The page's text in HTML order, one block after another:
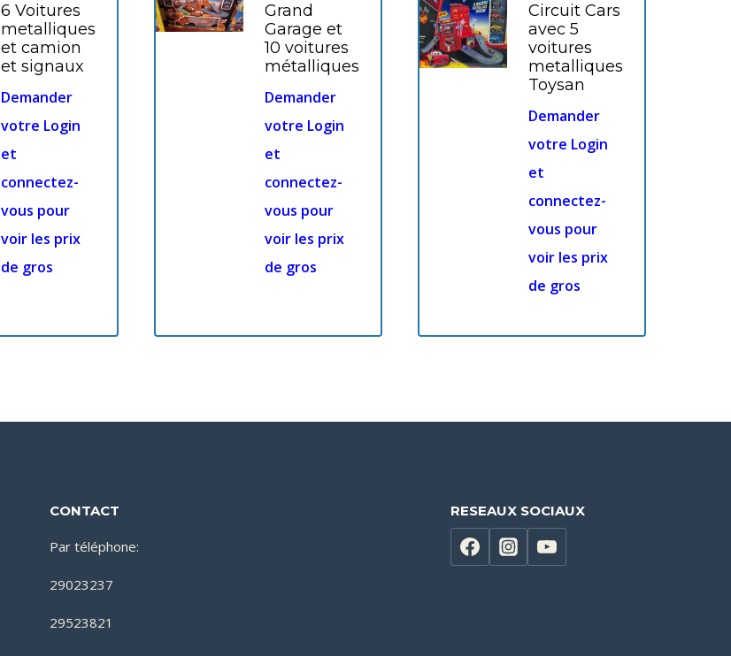
6 Voitures
metalliques
et camion
et signaux
Demander
votre Login
et
connectez-
vous pour
voir les prix
de gros
Grand
Garage et
10 voitures
métalliques
Demander
votre Login
et
connectez-
vous pour
voir les prix
de gros
Circuit Cars
avec 5
voitures
metalliques
Toysan
Demander
votre Login
et
connectez-
vous pour
voir les prix
de gros
CONTACT
Par téléphone:
29023237
29523821
RESEAUX SOCIAUX